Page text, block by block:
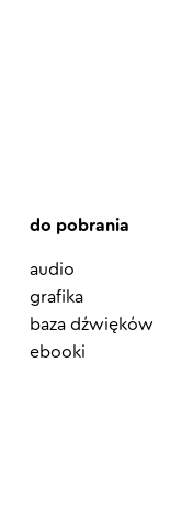
do pobrania
audio
grafika
baza dźwięków
ebooki